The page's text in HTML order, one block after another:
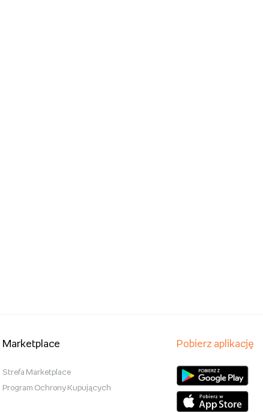
Marketplace
Strefa Marketplace
Program Ochrony Kupujących
Pobierz aplikację